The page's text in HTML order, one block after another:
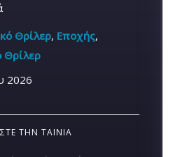
Θρίλερ, Εποχής,
Θρίλερ
2026
ΤΗΝ ΤΑΙΝΊΑ